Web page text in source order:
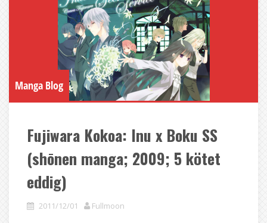
Manga Blog
Fujiwara Kokoa: Inu x Boku SS
(shōnen manga; 2009; 5 kötet
eddig)
2011/12/01 Fullmoon